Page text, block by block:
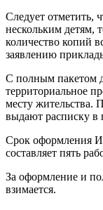
Следует отметить,
нескольким детям,
количество копий
заявлению
С полным пакетом
территориальное
месту жительства.
выдают расписку в
Срок оформления
составляет пять
За оформление и
взимается.